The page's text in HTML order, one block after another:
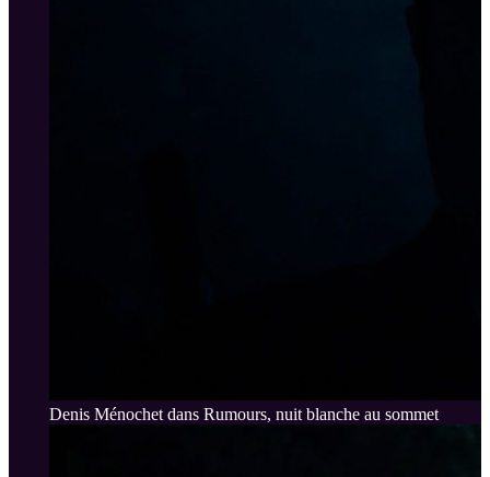
Denis Ménochet dans Rumours, nuit blanche au sommet